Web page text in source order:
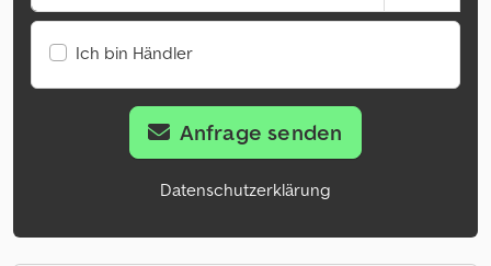
Ich bin Händler
Anfrage senden
Datenschutzerklärung